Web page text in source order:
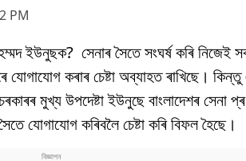
PM
ইউনুছক? সেনাৰ সৈতে সংঘৰ্ষ কৰি
যোগাযোগ কৰাৰ চেষ্টা অব্যাহত ৰাখিছে।
মুখ্য উপদেষ্টা ইউনুছে বাংলাদেশৰ সেনা
যোগাযোগ কৰিবলৈ চেষ্টা কৰি বিফল হৈছে।